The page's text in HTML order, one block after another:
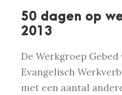
50 dagen op
2013
De Werkgroep Gebed
Evangelisch
met een aantal